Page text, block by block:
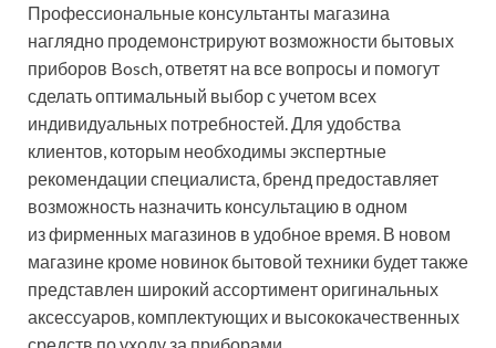
Профессиональные консультанты магазина
наглядно продемонстрируют возможности бытовых
приборов Bosch, ответят на все вопросы и помогут
сделать оптимальный выбор с учетом всех
индивидуальных потребностей. Для удобства
клиентов, которым необходимы экспертные
рекомендации специалиста, бренд предоставляет
возможность назначить консультацию в одном
из фирменных магазинов в удобное время. В новом
магазине кроме новинок бытовой техники будет также
представлен широкий ассортимент оригинальных
аксессуаров, комплектующих и высококачественных